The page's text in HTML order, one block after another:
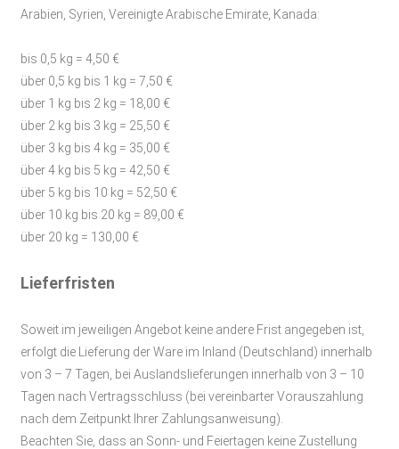
Arabien, Syrien, Vereinigte Arabische Emirate, Kanada:
bis 0,5 kg = 4,50 €
über 0,5 kg bis 1 kg = 7,50 €
über 1 kg bis 2 kg = 18,00 €
über 2 kg bis 3 kg = 25,50 €
über 3 kg bis 4 kg = 35,00 €
über 4 kg bis 5 kg = 42,50 €
über 5 kg bis 10 kg = 52,50 €
über 10 kg bis 20 kg = 89,00 €
über 20 kg = 130,00 €
Lieferfristen
Soweit im jeweiligen Angebot keine andere Frist angegeben ist,
erfolgt die Lieferung der Ware im Inland (Deutschland) innerhalb
von 3 – 7 Tagen, bei Auslandslieferungen innerhalb von 3 – 10
Tagen nach Vertragsschluss (bei vereinbarter Vorauszahlung
nach dem Zeitpunkt Ihrer Zahlungsanweisung).
Beachten Sie, dass an Sonn- und Feiertagen keine Zustellung